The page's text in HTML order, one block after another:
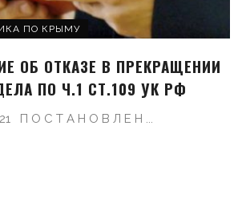
ПО КРЫМУ
ОБ ОТКАЗЕ В ПРЕКРАЩЕНИИ
ПО Ч.1 СТ.109 УК РФ
П О С Т А Н О В Л Е Н ...